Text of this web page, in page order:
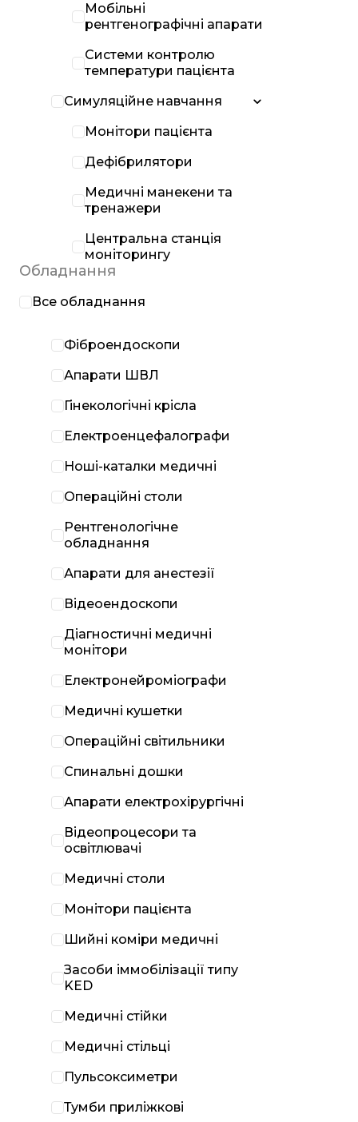
Мобільні
рентгенографічні апарати
Системи контролю
температури пацієнта
Симуляційне навчання
Монітори пацієнта
Дефібрилятори
Медичні манекени та
тренажери
Центральна станція
моніторингу
Обладнання
Все обладнання
Фіброендоскопи
Апарати ШВЛ
Гінекологічні крісла
Електроенцефалографи
Ноші-каталки медичні
Операційні столи
Рентгенологічне
обладнання
Апарати для анестезії
Відеоендоскопи
Діагностичні медичні
монітори
Електронейроміографи
Медичні кушетки
Операційні світильники
Спинальні дошки
Апарати електрохірургічні
Відеопроцесори та
освітлювачі
Медичні столи
Монітори пацієнта
Шийні коміри медичні
Засоби іммобілізації типу
KED
Медичні стійки
Медичні стільці
Пульсоксиметри
Тумби приліжкові